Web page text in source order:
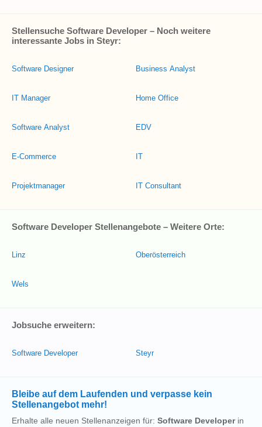
Stellensuche Software Developer – Noch weitere
interessante Jobs in Steyr:
Software Designer
IT Manager
Software Analyst
E-Commerce
Projektmanager
Business Analyst
Home Office
EDV
IT
IT Consultant
Software Developer Stellenangebote – Weitere Orte:
Linz
Wels
Oberösterreich
Jobsuche erweitern:
Software Developer Steyr
Bleibe auf dem Laufenden und verpasse kein
Stellenangebot mehr!
Erhalte alle neuen Stellenanzeigen für: Software Developerin